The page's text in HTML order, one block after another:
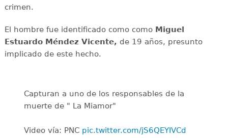
crimen.
El hombre fue identificado como como Miguel
Estuardo Méndez Vicente, de 19 años, presunto
implicado de este hecho.
Capturan a uno de los responsables de la
muerte de " La Miamor"
Video vía: PNC pic.twitter.com/jS6QEYIVCd